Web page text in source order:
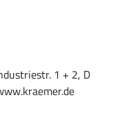
1 + 2, D